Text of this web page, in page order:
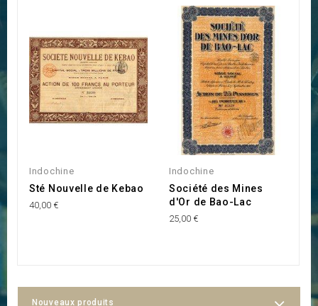
Indochine
Sté Nouvelle de Kebao
40,00 €
Indochine
Société des Mines
d'Or de Bao-Lac
25,00 €
Nouveaux produits